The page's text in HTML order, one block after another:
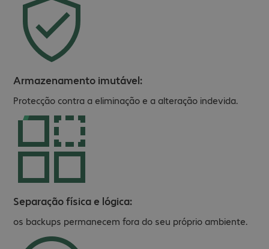
Armazenamento imutável:
Protecção contra a eliminação e a alteração indevida.
Separação física e lógica:
os backups permanecem fora do seu próprio ambiente.